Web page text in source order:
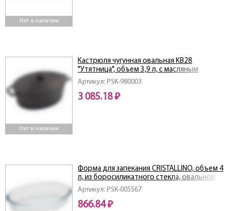
Нет в наличии
Нет в наличии
Артикул: PSK-980003
Кастрюля чугунная овальная KВ28
"Утятница", объем 3,9 л, с масляным
термопокрытием
3 085.18 ₽
Артикул: PSK-005567
Форма для запекания CRISTALLINO, объем 4
л, из боросиликатного стекла, овальной
формы, без ручек
866.84 ₽